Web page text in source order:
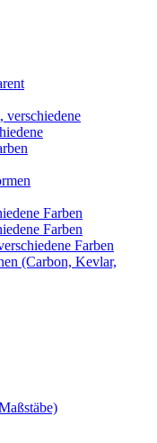
verschiedene
Farben
Farben
Farben
(Carbon, Kevlar,